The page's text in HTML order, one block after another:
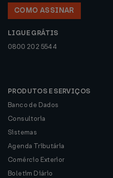
COMO ASSINAR
LIGUE GRÁTIS
0800 202 5544
PRODUTOS E SERVIÇOS
Banco de Dados
Consultoria
Sistemas
Agenda Tributária
Comércio Exterior
Boletim Diário